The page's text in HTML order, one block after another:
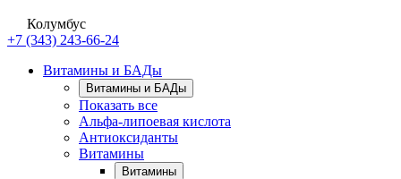
Колумбус
+7 (343) 243-66-24
Витамины и БАДы
Витамины и БАДы
Показать все
Альфа-липоевая кислота
Антиоксиданты
Витамины
Витамины